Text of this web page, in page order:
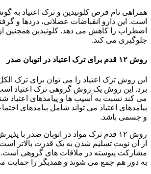
همراهی نام قرص کلونیدین و ترک اعتیاد به
است. این دارو انقباضات عضلانی، دردها و
اضطراب را کاهش می دهد. کلونیدین همچنین
جلوگیری می کند.
روش ۱۲ قدم برای ترک اعتیاد در اتوبان صدر
این روش ترک اعتیاد را می توان برای ترک
برد. این روش یک روش گروهی ترک اعتیاد
می کند نسبت به آسیب ها و پیامدهای اعتیاد
پیامدهای اعتیاد می تواند شامل پیامدهای
و جسمی باشد.
روش ۱۲ قدم ترک مواد در اتوبان صدر با
از آن نوبت تسلیم شدن به یک قدرت بالاتر
مشارکت پیوسته در ملاقات های گروهی است.
به دور هم جمع می شوند و همدیگر را حمایت